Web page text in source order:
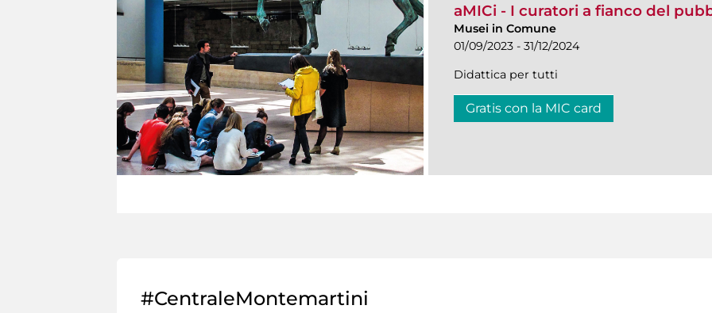
aMICi - I curatori a fianco del
Musei in Comune
01/09/2023 - 31/12/2024
Didattica per tutti
Gratis con la MIC card
#CentraleMontemartini